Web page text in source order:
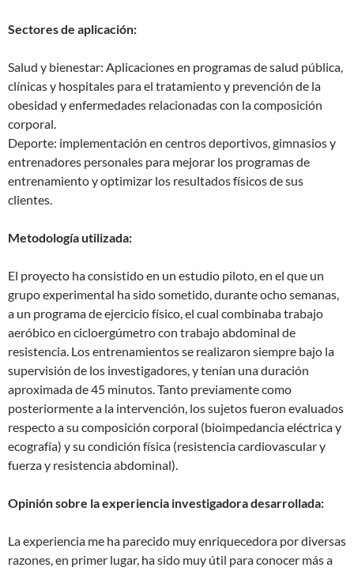
Sectores de aplicación:
Salud y bienestar: Aplicaciones en programas de salud pública,
clínicas y hospitales para el tratamiento y prevención de la
obesidad y enfermedades relacionadas con la composición
corporal.
Deporte: implementación en centros deportivos, gimnasios y
entrenadores personales para mejorar los programas de
entrenamiento y optimizar los resultados físicos de sus
clientes.
Metodología utilizada:
El proyecto ha consistido en un estudio piloto, en el que un
grupo experimental ha sido sometido, durante ocho semanas,
a un programa de ejercicio físico, el cual combinaba trabajo
aeróbico en cicloergúmetro con trabajo abdominal de
resistencia. Los entrenamientos se realizaron siempre bajo la
supervisión de los investigadores, y tenían una duración
aproximada de 45 minutos. Tanto previamente como
posteriormente a la intervención, los sujetos fueron evaluados
respecto a su composición corporal (bioimpedancia eléctrica y
ecografía) y su condición física (resistencia cardiovascular y
fuerza y resistencia abdominal).
Opinión sobre la experiencia investigadora desarrollada:
La experiencia me ha parecido muy enriquecedora por diversas
razones, en primer lugar, ha sido muy útil para conocer más a